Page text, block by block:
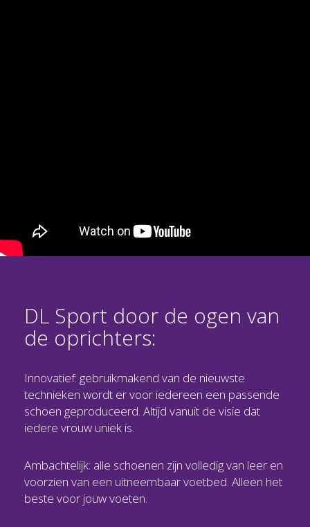
DL Sport door de ogen van
de oprichters:
Innovatief: gebruikmakend van de nieuwste
technieken wordt er voor iedereen een passende
schoen geproduceerd. Altijd vanuit de visie dat
iedere vrouw uniek is.
Ambachtelijk: alle schoenen zijn volledig van leer en
voorzien van een uitneembaar voetbed. Alleen het
beste voor jouw voeten.